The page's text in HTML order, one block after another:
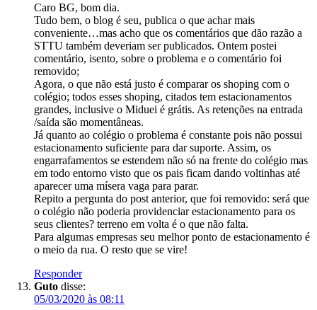
Caro BG, bom dia.
Tudo bem, o blog é seu, publica o que achar mais
conveniente…mas acho que os comentários que dão razão a
STTU também deveriam ser publicados. Ontem postei
comentário, isento, sobre o problema e o comentário foi
removido;
Agora, o que não está justo é comparar os shoping com o
colégio; todos esses shoping, citados tem estacionamentos
grandes, inclusive o Miduei é grátis. As retenções na entrada
/saída são momentâneas.
Já quanto ao colégio o problema é constante pois não possui
estacionamento suficiente para dar suporte. Assim, os
engarrafamentos se estendem não só na frente do colégio mas
em todo entorno visto que os pais ficam dando voltinhas até
aparecer uma mísera vaga para parar.
Repito a pergunta do post anterior, que foi removido: será que
o colégio não poderia providenciar estacionamento para os
seus clientes? terreno em volta é o que não falta.
Para algumas empresas seu melhor ponto de estacionamento é
o meio da rua. O resto que se vire!
Responder
Guto disse:
05/03/2020 às 08:11